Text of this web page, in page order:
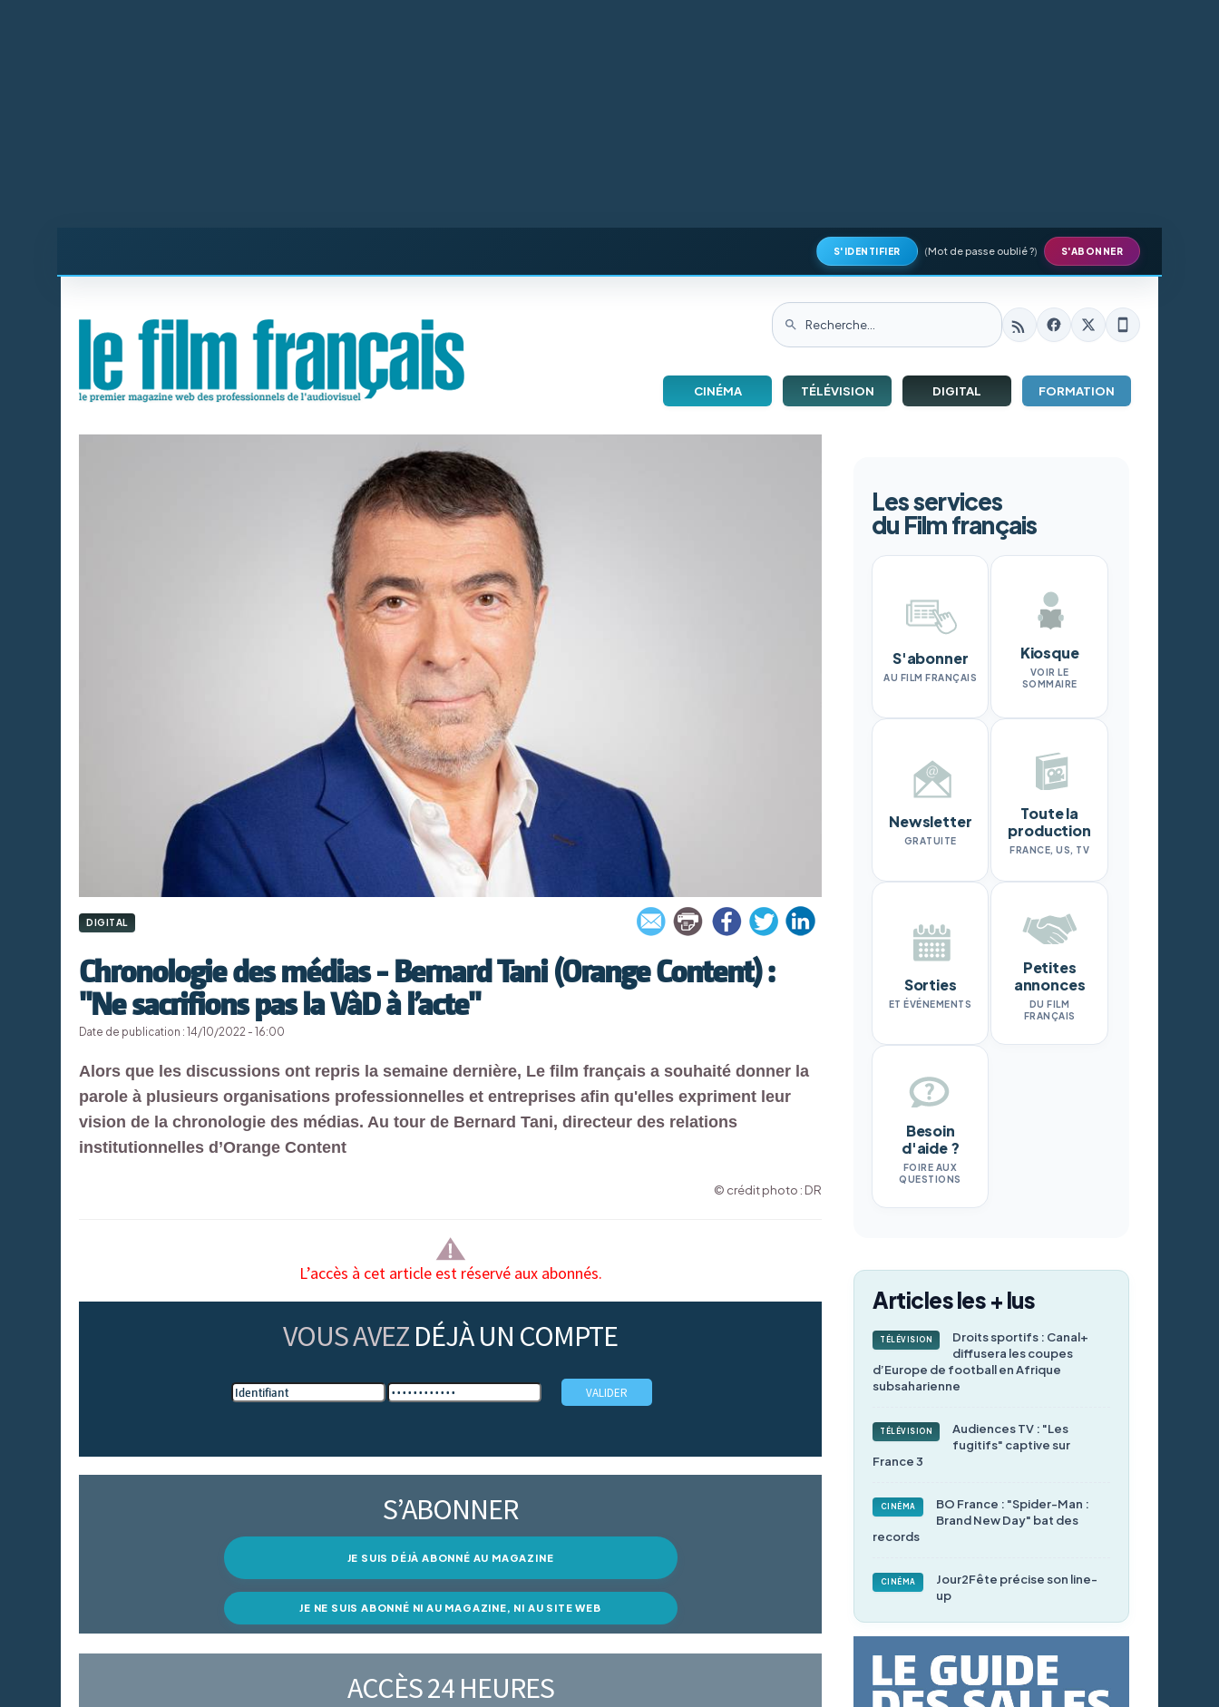
S'IDENTIFIER (Mot de passe oublié ?) S'ABONNER
CINÉMA TÉLÉVISION DIGITAL FORMATION
DIGITAL
Chronologie des médias - Bernard Tani (Orange Content) :
"Ne sacrifions pas la VàD à l’acte"
Date de publication : 14/10/2022 - 16:00
Alors que les discussions ont repris la semaine dernière, Le film français a souhaité donner la
parole à plusieurs organisations professionnelles et entreprises afin qu'elles expriment leur
vision de la chronologie des médias. Au tour de Bernard Tani, directeur des relations
institutionnelles d’Orange Content
© crédit photo : DR
L’accès à cet article est réservé aux abonnés.
VOUS AVEZ DÉJÀ UN COMPTE
S’ABONNER
JE SUIS DÉJÀ ABONNÉ AU MAGAZINE
JE NE SUIS ABONNÉ NI AU MAGAZINE, NI AU SITE WEB
ACCÈS 24 HEURES
Les services
du Film français
S'abonner
AU FILM FRANÇAIS
Kiosque
VOIR LE
SOMMAIRE
Newsletter
GRATUITE
Toute la
production
FRANCE, US, TV
Sorties
ET ÉVÉNEMENTS
Petites
annonces
DU FILM
FRANÇAIS
Besoin
d'aide ?
FOIRE AUX
QUESTIONS
Articles les + lus
TÉLÉVISION
Droits sportifs : Canal+
diffusera les coupes
d’Europe de football en Afrique
subsaharienne
TÉLÉVISION
Audiences TV : "Les
fugitifs" captive sur
France 3
CINÉMA
BO France : "Spider-Man :
Brand New Day" bat des
records
CINÉMA
Jour2Fête précise son line-
up